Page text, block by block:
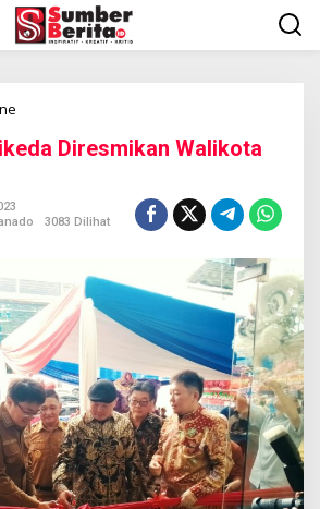
i
M
a
M
i
k
e
d
a
D
i
r
e
s
Diresmikan Walikota
3083 Dilihat